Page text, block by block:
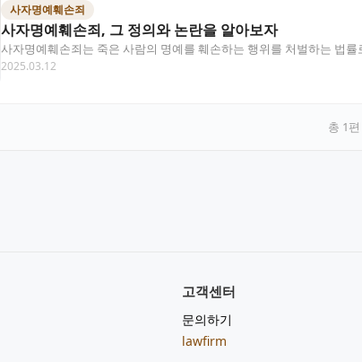
사자명예훼손죄
사자명예훼손죄, 그 정의와 논란을 알아보자
사자명예훼손죄는 죽은 사람의 명예를 훼손하는 행위를 처벌하는 법
자명예훼손죄의 정의, 구…
2025.03.12
총 1편
고객센터
문의하기
lawfirm